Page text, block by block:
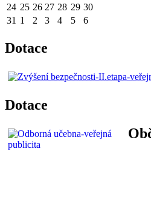
24 25 26 27 28 29 30
31 1 2 3 4 5 6
Dotace
Dotace